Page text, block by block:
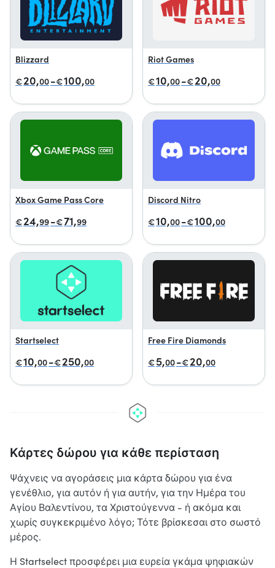
Blizzard
€20,00-€100,00
Riot Games
€10,00-€20,00
Xbox Game Pass Core
€24,99-€71,99
Discord Nitro
€10,00-€100,00
Startselect
€10,00-€250,00
Free Fire Diamonds
€5,00-€20,00
Κάρτες δώρου για κάθε περίσταση
Ψάχνεις να αγοράσεις μια κάρτα δώρου για ένα
γενέθλιο, για αυτόν ή για αυτήν, για την Ημέρα του
Αγίου Βαλεντίνου, τα Χριστούγεννα - ή ακόμα και
χωρίς συγκεκριμένο λόγο; Τότε βρίσκεσαι στο σωστό
μέρος.
Η Startselect προσφέρει μια ευρεία γκάμα ψηφιακών